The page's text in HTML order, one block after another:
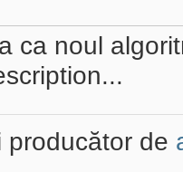
ca noul
producător de